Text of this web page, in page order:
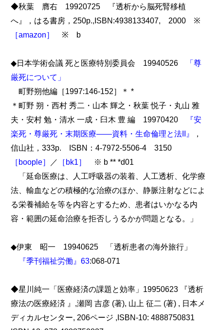
◆秋葉 膺右 19920725 『透析から脳死腎移植
へ』，はる書房，250p.,ISBN:4938133407, 2000 ※
［amazon］
※ b
◆日本学術会議 死と医療特別委員会 19940526
「尊
厳死について」
町野朔他編［1997:146-152］＊ *
＊町野 朔・西村 秀二・山本 輝之・秋葉 悦子・丸山 雅
夫・安村 勉・清水 一成・臼木 豊 編 19970420
『安
楽死・尊厳死・末期医療――資料・生命倫理と法II』
，
信山社，333p. ISBN：4-7972-5506-4 3150
［boople］
／ ［bk1］
※ b ** *d01
「延命医療は、人工呼吸器の装着、人工透析、化学療
法、輸血などの積極的な治療のほか、静脈注射などによ
る栄養補給を等を内容とするため、患者はいかなる内
容・範囲の延命治療を拒否しうるかが問題となる。」
◆伊東 昭一 19940625 「透析患者の海外旅行」
『季刊福祉労働』63:068-071
◆星川純一「医療経済の課題と効率」19950623 『透析
療法の医療経済 』,瀬岡 吉彦 (著), 山上 征二 (著) , 日本メ
ディカルセンター, 206ページ ,ISBN-10: 4888750831